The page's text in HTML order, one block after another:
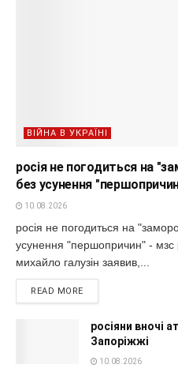
ВІЙНА В УКРАЇНІ
росія не погодиться на
без усунення
10.08.2026
росія не погодиться на
усунення "першопричин" -
михайло галузін заявив,...
READ MORE
росіяни вночі
Запоріжжі
10.08.2026